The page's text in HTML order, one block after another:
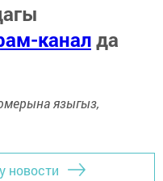
каналда
языгыз,
новости